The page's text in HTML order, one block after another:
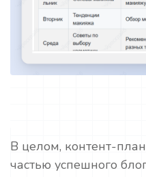
В целом, контент-
частью успешного